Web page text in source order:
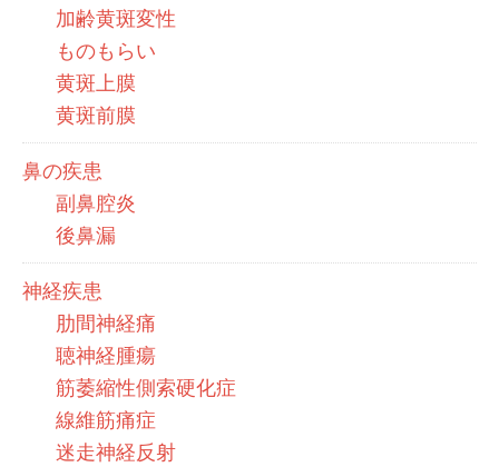
加齢黄斑変性
ものもらい
黄斑上膜
黄斑前膜
鼻の疾患
副鼻腔炎
後鼻漏
神経疾患
肋間神経痛
聴神経腫瘍
筋萎縮性側索硬化症
線維筋痛症
迷走神経反射